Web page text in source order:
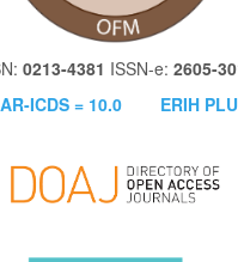
0213-4381 ISSN-e: 2605-
ICDS = 10.0
ERIH